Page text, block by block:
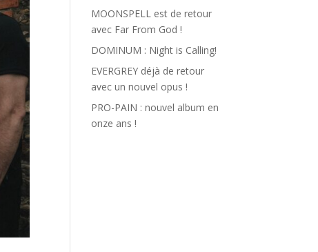
MOONSPELL est de retour
avec Far From God !
DOMINUM : Night is Calling!
EVERGREY déjà de retour
avec un nouvel opus !
PRO-PAIN : nouvel album en
onze ans !